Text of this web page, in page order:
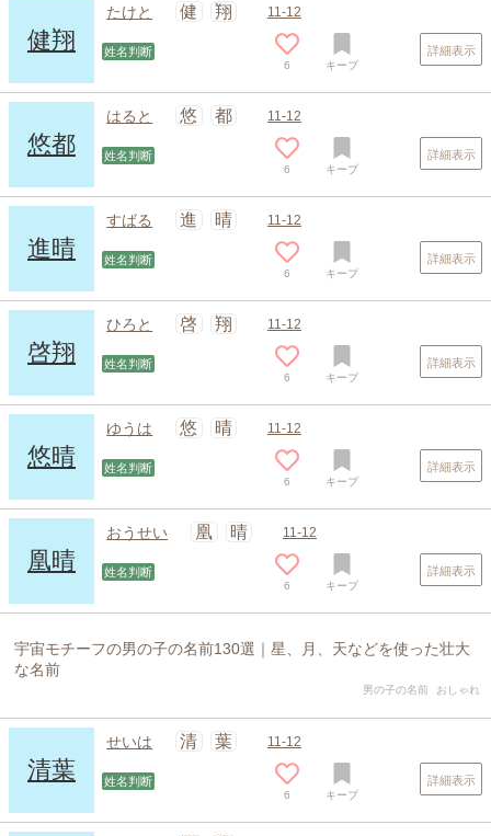
健翔
たけと 健 翔 11-12
姓名判断
6 キープ
詳細表示
悠都
はると 悠 都 11-12
姓名判断
6 キープ
詳細表示
進晴
すばる 進 晴 11-12
姓名判断
6 キープ
詳細表示
啓翔
ひろと 啓 翔 11-12
姓名判断
6 キープ
詳細表示
悠晴
ゆうは 悠 晴 11-12
姓名判断
6 キープ
詳細表示
凰晴
おうせい 凰 晴 11-12
姓名判断
6 キープ
詳細表示
宇宙モチーフの男の子の名前130選｜星、月、天などを使った壮大
な名前
男の子の名前 おしゃれ
清葉
せいは 清 葉 11-12
姓名判断
6 キープ
詳細表示